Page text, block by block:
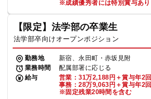
※成績優秀者には特別賞与あり
【限定】法学部の卒業生
法学部卒向けオープンポジション
勤務地
新宿、永田町・赤坂見附
業務時間
配属部署に応じる
給与
営業：31万2,188円＋賞与年2回
事務：28万9,063円＋賞与年2回
※固定残業20時間を含む